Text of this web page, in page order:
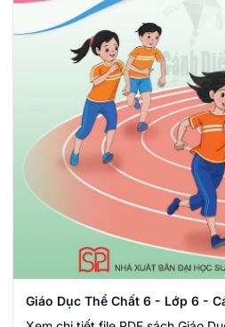
Giáo Dục Thể Chất 6 - Lớp 6 -